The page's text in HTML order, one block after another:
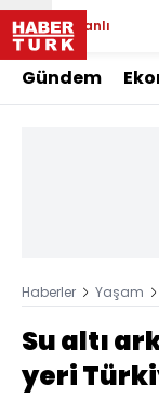
Canlı
Gündem
Haberler Yaşam
Su altı
yeri